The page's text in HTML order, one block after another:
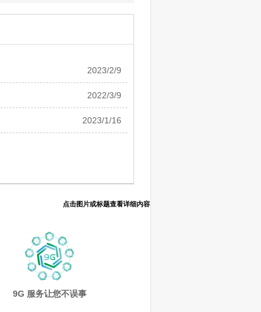
2023/2/9
2022/3/9
2023/1/16
点击图片或标题查看详细内容
9G 服务让您不误事